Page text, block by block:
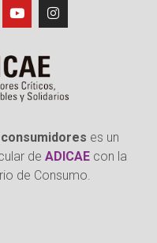
es un
de ADICAEcon la
de Consumo.